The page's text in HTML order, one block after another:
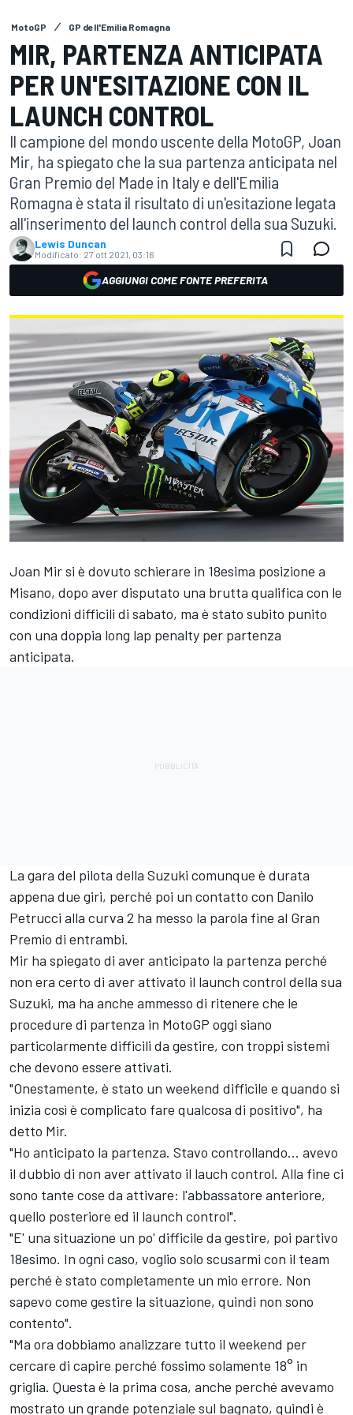
MotoGP GP dell'Emilia Romagna
MIR, PARTENZA ANTICIPATA
PER UN'ESITAZIONE CON IL
LAUNCH CONTROL
Il campione del mondo uscente della MotoGP, Joan
Mir, ha spiegato che la sua partenza anticipata nel
Gran Premio del Made in Italy e dell'Emilia
Romagna è stata il risultato di un'esitazione legata
all'inserimento del launch control della sua Suzuki.
Lewis Duncan
Modificato: 27 ott 2021, 03:16
AGGIUNGI COME FONTE PREFERITA
Joan Mir si è dovuto schierare in 18esima posizione a
Misano, dopo aver disputato una brutta qualifica con le
condizioni difficili di sabato, ma è stato subito punito
con una doppia long lap penalty per partenza
anticipata.
La gara del pilota della Suzuki comunque è durata
appena due giri, perché poi un contatto con Danilo
Petrucci alla curva 2 ha messo la parola fine al Gran
Premio di entrambi.
Mir ha spiegato di aver anticipato la partenza perché
non era certo di aver attivato il launch control della sua
Suzuki, ma ha anche ammesso di ritenere che le
procedure di partenza in MotoGP oggi siano
particolarmente difficili da gestire, con troppi sistemi
che devono essere attivati.
"Onestamente, è stato un weekend difficile e quando si
inizia così è complicato fare qualcosa di positivo", ha
detto Mir.
"Ho anticipato la partenza. Stavo controllando... avevo
il dubbio di non aver attivato il lauch control. Alla fine ci
sono tante cose da attivare: l'abbassatore anteriore,
quello posteriore ed il launch control".
"E' una situazione un po' difficile da gestire, poi partivo
18esimo. In ogni caso, voglio solo scusarmi con il team
perché è stato completamente un mio errore. Non
sapevo come gestire la situazione, quindi non sono
contento".
"Ma ora dobbiamo analizzare tutto il weekend per
cercare di capire perché fossimo solamente 18° in
griglia. Questa è la prima cosa, anche perché avevamo
mostrato un grande potenziale sul bagnato, quindi è